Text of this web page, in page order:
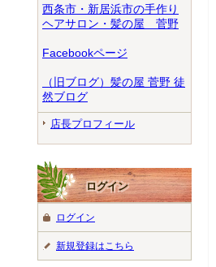
西条市・新居浜市の手作り
ヘアサロン・髪の屋 菅野
Facebookページ
（旧ブログ）髪の屋 菅野 徒
然ブログ
店長プロフィール
ログイン
ログイン
新規登録はこちら